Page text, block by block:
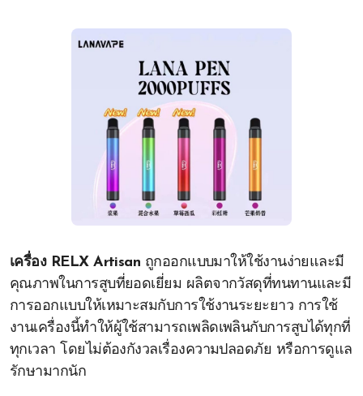
เครื่อง RELX Artisan ถูกออกแบบมาให้ใช้งานง่ายและมี
คุณภาพในการสูบที่ยอดเยี่ยม ผลิตจากวัสดุที่ทนทานและมี
การออกแบบให้เหมาะสมกับการใช้งานระยะยาว การใช้
งานเครื่องนี้ทำให้ผู้ใช้สามารถเพลิดเพลินกับการสูบได้ทุกที่
ทุกเวลา โดยไม่ต้องกังวลเรื่องความปลอดภัย หรือการดูแล
รักษามากนัก